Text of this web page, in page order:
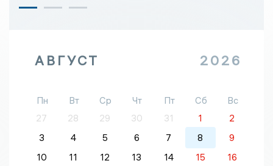
АВГУСТ 2026
Пн Вт Ср Чт Пт Сб
Вс
27
28 29 30 31 1
2
3
4 5 6 7 8
9
10
11 12 13 14 15
16